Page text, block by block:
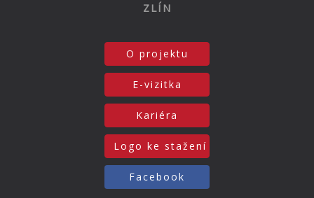
ZLÍN
O projektu
E-vizitka
Kariéra
Logo ke stažení
Facebook